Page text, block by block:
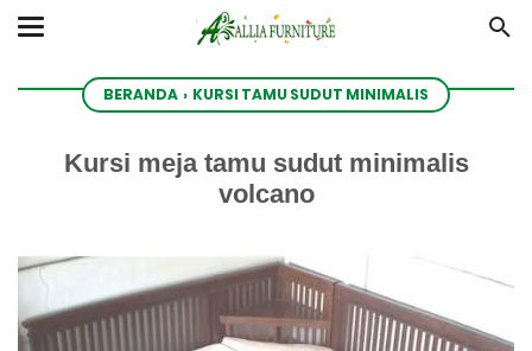
BERANDA › KURSI TAMU SUDUT MINIMALIS
Kursi meja tamu sudut minimalis
volcano